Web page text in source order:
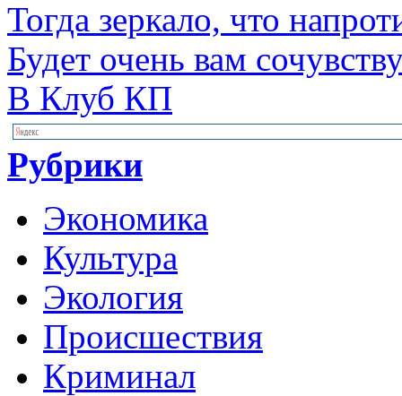
Тогда зеркало, что
Будет очень вам
В Клуб КП
Рубрики
Экономика
Культура
Экология
Происшествия
Криминал